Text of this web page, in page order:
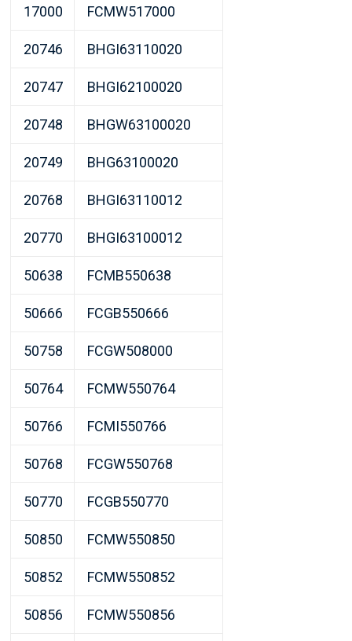
17000 FCMW517000
20746 BHGI63110020
20747 BHGI62100020
20748 BHGW63100020
20749 BHG63100020
20768 BHGI63110012
20770 BHGI63100012
50638 FCMB550638
50666 FCGB550666
50758 FCGW508000
50764 FCMW550764
50766 FCMI550766
50768 FCGW550768
50770 FCGB550770
50850 FCMW550850
50852 FCMW550852
50856 FCMW550856